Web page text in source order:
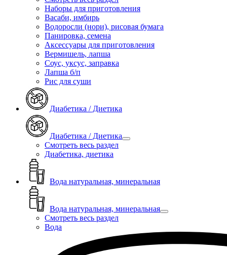
Наборы для приготовления
Васаби, имбирь
Водоросли (нори), рисовая бумага
Панировка, семена
Аксессуары для приготовления
Вермишель, лапша
Соус, уксус, заправка
Лапша б/п
Рис для суши
Диабетика / Диетика
Диабетика / Диетика
Смотреть весь раздел
Диабетика, диетика
Вода натуральная, минеральная
Вода натуральная, минеральная
Смотреть весь раздел
Вода